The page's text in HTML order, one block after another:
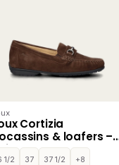
Cortizia
& loafers –
1/2 37 37 1/2
+8